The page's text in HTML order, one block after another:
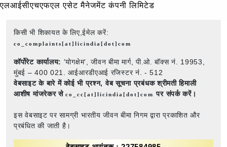
एलआईसीएचएफएल एसेट मैनेजमेंट कंपनी लिमिटेड
किसी भी शिकायत के लिए,ईमेल करें:
co_complaints[at]licindia[dot]com
कॉर्पोरेट कार्यालय: 'योगक्षेम', जीवन बीमा मार्ग, पी.ओ. बॉक्स नं. 19953,
मुंबई – 400 021. आईआरडीएआई रजिस्टर नं. - 512
वेबसाइट के बारे में कोई भी प्रश्न, वेब सूचना प्रबंधक श्रीमती हिमाली
आशीष मांजरेकर सेco_cc[at]licindia[dot]comपर संपर्क करें।
इस वेबसाइट पर सामग्री भारतीय जीवन बीमा निगम द्वारा प्रकाशित और
प्रबंधित की जाती है।